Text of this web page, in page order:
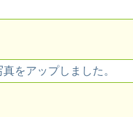
をアップしました。